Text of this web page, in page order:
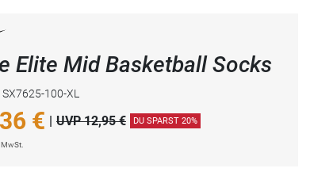
Elite Mid Basketball Socks
100-XL
€ | UVP 12,95 € DU SPARST 20%